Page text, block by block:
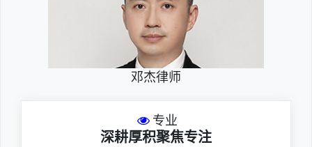
邓杰律师
专业
深耕厚积聚焦专注